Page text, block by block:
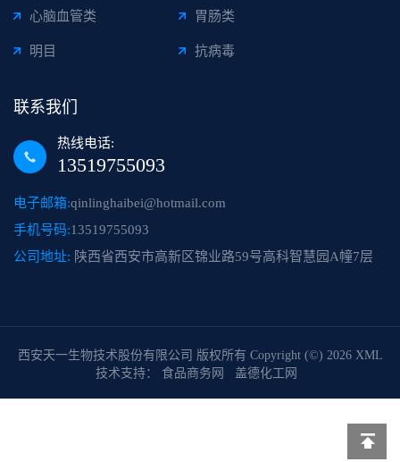
心脑血管类 胃肠类
明目 抗病毒
联系我们
热线电话:
13519755093
电子邮箱:qinlinghaibei@hotmail.com
手机号码:13519755093
公司地址: 陕西省西安市高新区锦业路59号高科智慧园A幢7层
西安天一生物技术股份有限公司 版权所有 Copyright (©) 2026 XML
技术支持： 食品商务网 盖德化工网